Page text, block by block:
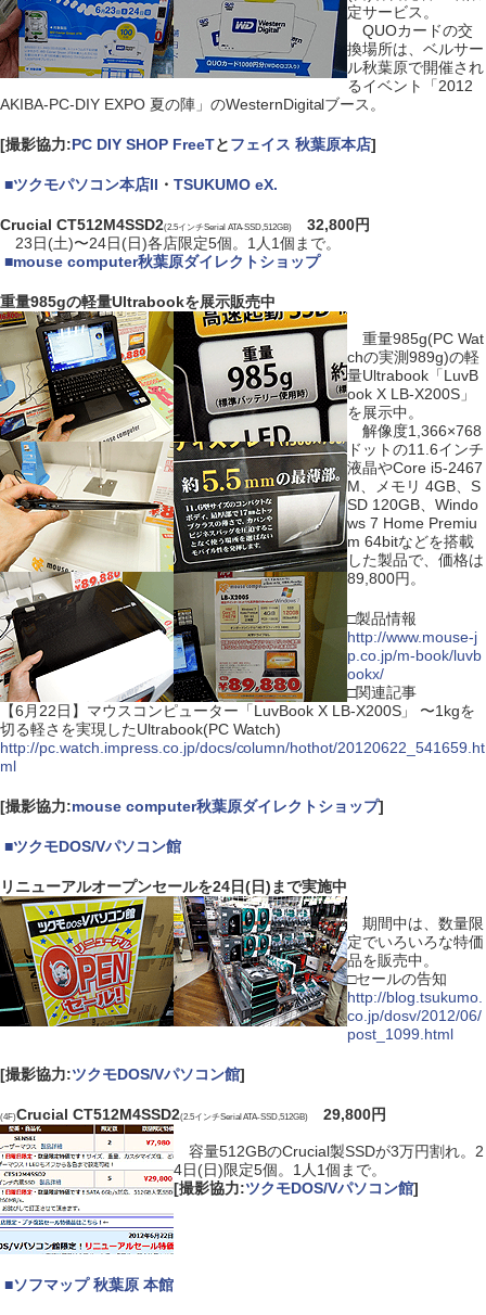
定サービス。
QUOカードの交
換場所は、ベルサー
ル秋葉原で開催され
るイベント「2012
AKIBA-PC-DIY EXPO 夏の陣」のWesternDigitalブース。
[撮影協力:PC DIY SHOP FreeTとフェイス 秋葉原本店]
■ツクモパソコン本店II ・ TSUKUMO eX.
Crucial CT512M4SSD2(2.5インチSerial ATA-SSD,512GB)
32,800円
23日(土)〜24日(日)各店限定5個。1人1個まで。
■mouse computer秋葉原ダイレクトショップ
重量985gの軽量Ultrabookを展示販売中
重量985g(PC Wat
chの実測989g)の軽
量Ultrabook「LuvB
ook X LB-X200S」
を展示中。
解像度1,366×768
ドットの11.6インチ
液晶やCore i5-2467
M、メモリ 4GB、S
SD 120GB、Windo
ws 7 Home Premiu
m 64bitなどを搭載
した製品で、価格は
89,800円。
□製品情報
http://www.mouse-j
p.co.jp/m-book/luvb
ookx/
□関連記事
【6月22日】マウスコンピューター「LuvBook X LB-X200S」 〜1kgを
切る軽さを実現したUltrabook(PC Watch)
http://pc.watch.impress.co.jp/docs/column/hothot/20120622_541659.ht
ml
[撮影協力:mouse computer秋葉原ダイレクトショップ]
■ツクモDOS/Vパソコン館
リニューアルオープンセールを24日(日)まで実施中
期間中は、数量限
定でいろいろな特価
品を販売中。
□セールの告知
http://blog.tsukumo.
co.jp/dosv/2012/06/
post_1099.html
[撮影協力:ツクモDOS/Vパソコン館]
(4F)Crucial CT512M4SSD2(2.5インチSerial ATA-SSD,512GB) 29,800円
容量512GBのCrucial製SSDが3万円割れ。2
4日(日)限定5個。1人1個まで。
[撮影協力:ツクモDOS/Vパソコン館]
■ソフマップ 秋葉原 本館